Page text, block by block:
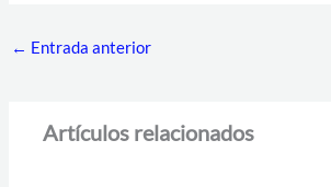
← Entrada anterior
Artículos relacionados